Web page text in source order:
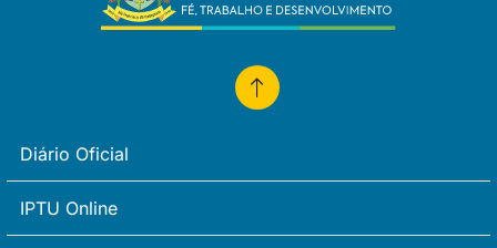
Diário Oficial
IPTU Online